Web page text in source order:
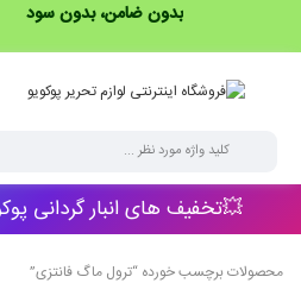
بدون ضامن، بدون سود
💥تخفیف های انبار گردانی
محصولات برچسب خورده “ترول ماگ فانتزی”